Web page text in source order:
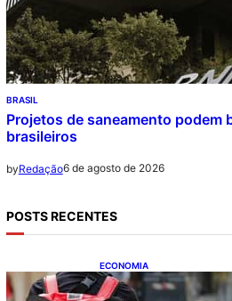
BRASIL
Projetos de saneamento podem
brasileiros
byRedação6 de agosto de 2026
POSTS RECENTES
ECONOMIA
CAIXA e iFood